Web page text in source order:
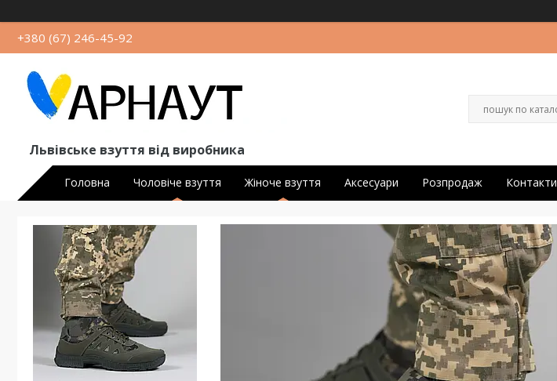
+380 (67) 246-45-92
Львівське взуття від виробника
Головна Чоловіче взуття Жіноче взуття Аксесуари Розпродаж Контакти